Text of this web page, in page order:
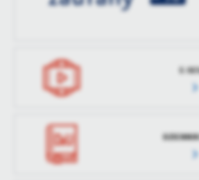
treści w postaci wiadomości, ofert,
E-